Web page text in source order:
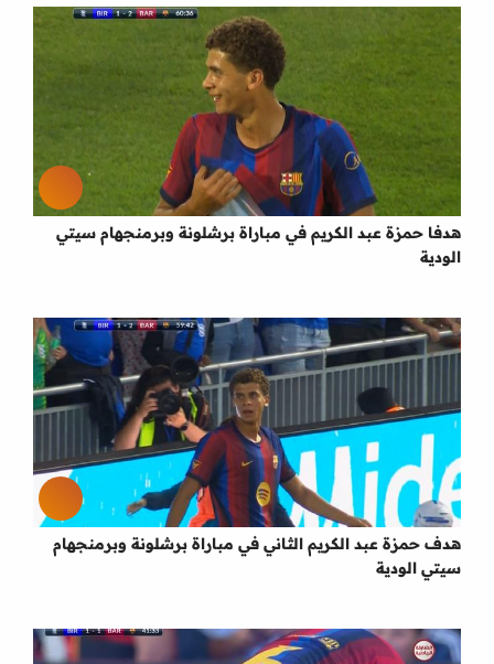
هدفا حمزة عبد الكريم في مباراة برشلونة وبرمنجهام سيتي
الودية
هدف حمزة عبد الكريم الثاني في مباراة برشلونة وبرمنجهام
سيتي الودية